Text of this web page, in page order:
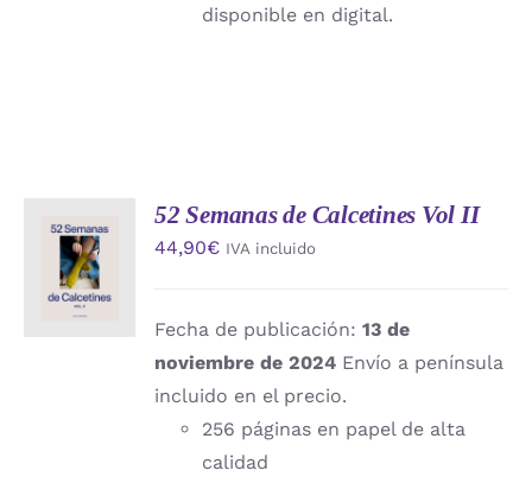
disponible en digital.
AÑADIR
AL
CARRITO
/
DETALLES
52 Semanas de Calcetines Vol II
44,90€ IVA incluido
Fecha de publicación:13 de
noviembre de 2024 Envío a península
incluido en el precio.
256 páginas en papel de alta
calidad